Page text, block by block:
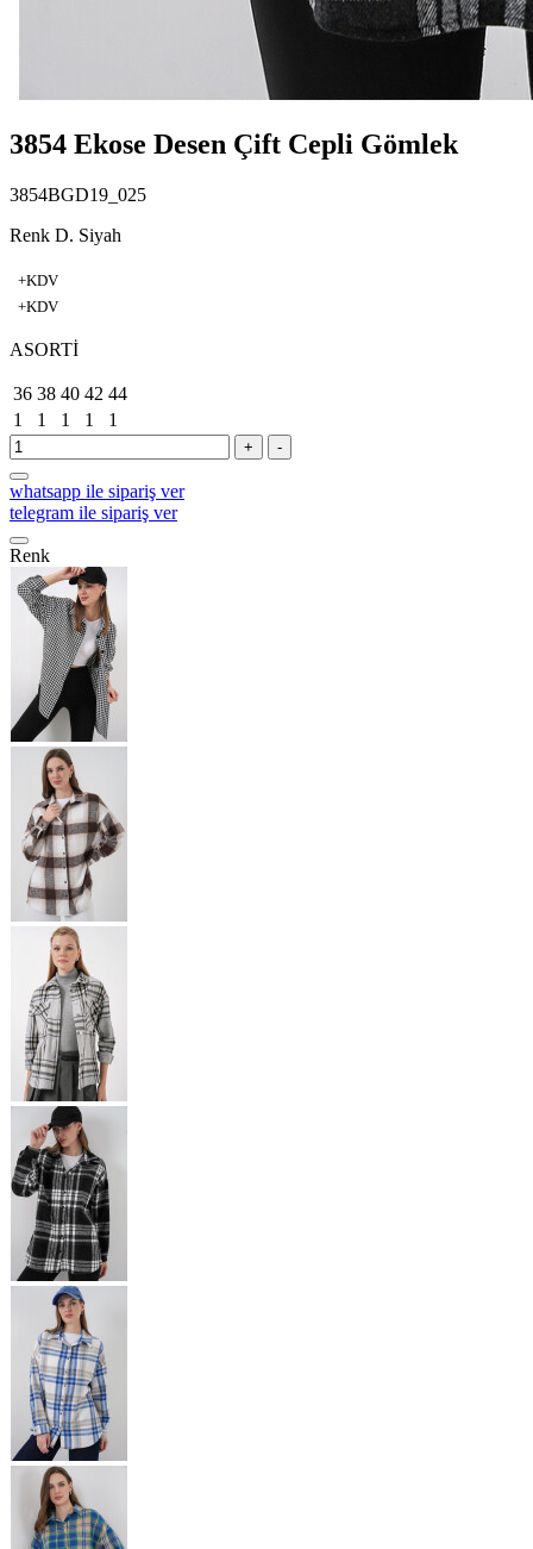
3854 Ekose Desen Çift Cepli Gömlek
3854BGD19_025
Renk D. Siyah
+KDV
+KDV
ASORTİ
36 38 40 42 44
1
1 1 1 1
+ -
whatsapp ile sipariş ver
telegram ile sipariş ver
Renk